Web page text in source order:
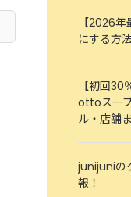
【2026
にする方
【初回
ottoスー
ル・店舗
junijuniの
報！